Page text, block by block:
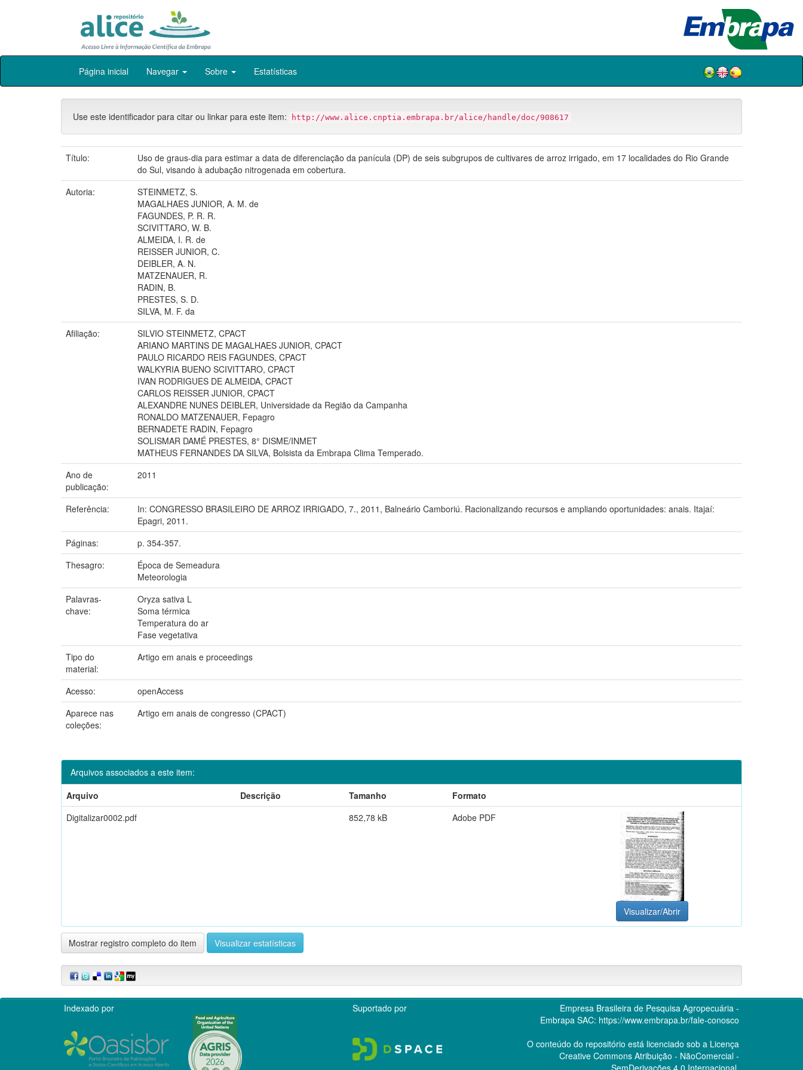
Skip
Página inicial Navegar Sobre Estatísticas
Use este identificador para citar ou linkar para este item: http://www.alice.cnptia.embrapa.br/alice/handle/doc/908617
Título:
Uso de graus-dia para estimar a data de diferenciação da panícula (DP) de seis subgrupos de cultivares de arroz irrigado, em 17 localidades do Rio Grande
do Sul, visando à adubação nitrogenada em cobertura.
Autoria:
STEINMETZ, S.
MAGALHAES JUNIOR, A. M. de
FAGUNDES, P. R. R.
SCIVITTARO, W. B.
ALMEIDA, I. R. de
REISSER JUNIOR, C.
DEIBLER, A. N.
MATZENAUER, R.
RADIN, B.
PRESTES, S. D.
SILVA, M. F. da
Afiliação:
SILVIO STEINMETZ, CPACT
ARIANO MARTINS DE MAGALHAES JUNIOR, CPACT
PAULO RICARDO REIS FAGUNDES, CPACT
WALKYRIA BUENO SCIVITTARO, CPACT
IVAN RODRIGUES DE ALMEIDA, CPACT
CARLOS REISSER JUNIOR, CPACT
ALEXANDRE NUNES DEIBLER, Universidade da Região da Campanha
RONALDO MATZENAUER, Fepagro
BERNADETE RADIN, Fepagro
SOLISMAR DAMÉ PRESTES, 8° DISME/INMET
MATHEUS FERNANDES DA SILVA, Bolsista da Embrapa Clima Temperado.
Ano de
publicação:
2011
Referência:
In: CONGRESSO BRASILEIRO DE ARROZ IRRIGADO, 7., 2011, Balneário Camboriú. Racionalizando recursos e ampliando oportunidades: anais. Itajaí:
Epagri, 2011.
Páginas:
p. 354-357.
Thesagro:
Época de Semeadura
Meteorologia
Palavras-
chave:
Oryza sativa L
Soma térmica
Temperatura do ar
Fase vegetativa
Tipo do
material:
Artigo em anais e proceedings
Acesso:
openAccess
Aparece nas
coleções:
Artigo em anais de congresso (CPACT)
Arquivos associados a este item:
Arquivo
Descrição Tamanho
Formato
Digitalizar0002.pdf
852,78 kB Adobe PDF
Visualizar/Abrir
Mostrar registro completo do item Visualizar estatísticas
Indexado por Suportado por
Empresa Brasileira de Pesquisa Agropecuária -
Embrapa SAC: https://www.embrapa.br/fale-conosco
O conteúdo do repositório está licenciado sob a Licença
Creative CommonsAtribuição - NãoComercial -
SemDerivações 4.0 Internacional.